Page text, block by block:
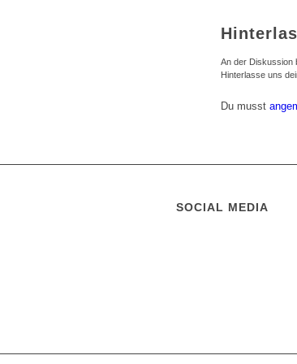
An der Diskussion
Hinterlasse uns
Du musst
SOCIAL MEDIA